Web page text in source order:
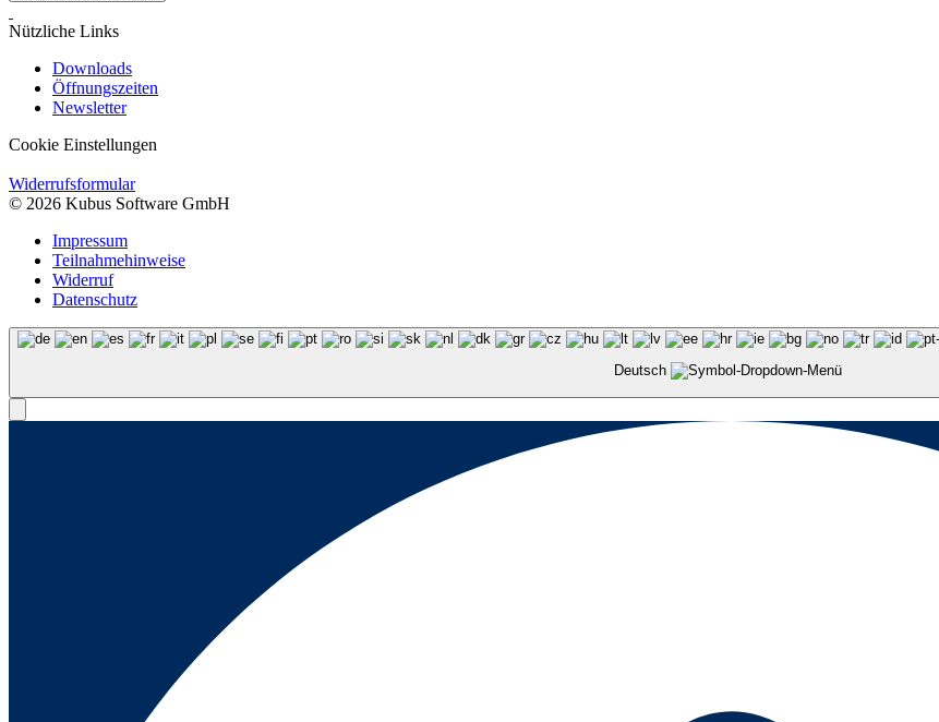
Nützliche Links
Downloads
Öffnungszeiten
Newsletter
Cookie Einstellungen
Widerrufsformular
© 2026 Kubus Software GmbH
Impressum
Teilnahmehinweise
Widerruf
Datenschutz
Deutsch